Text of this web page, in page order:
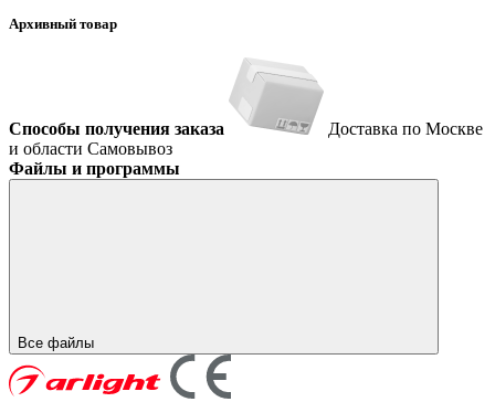
Архивный товар
Способы получения заказа
Доставка по Москве
и области Самовывоз
Файлы и программы
Все файлы